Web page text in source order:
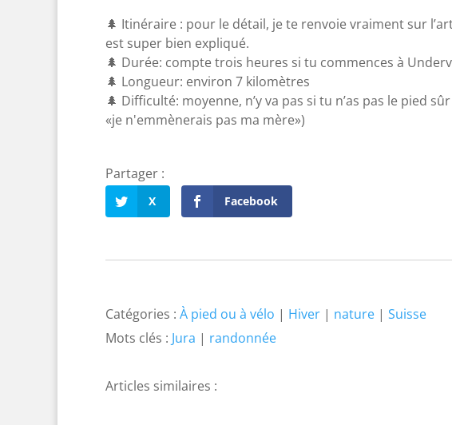
🌲 Itinéraire : pour le détail, je te renvoie vraiment sur
est super bien expliqué.
🌲 Durée: compte trois heures si tu commences à
🌲 Longueur: environ 7 kilomètres
🌲 Difficulté: moyenne, n’y va pas si tu n’as pas le pied
«je n'emmènerais pas ma mère»)
X Facebook
Catégories : À pied ou à vélo | Hiver | nature | Suisse
Mots clés : Jura | randonnée